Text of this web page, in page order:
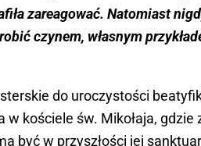
zareagować. Natomiast
czynem, własnym
do uroczystości
w kościele św. Mikołaja,
być w przyszłości jej